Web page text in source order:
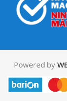
Powered by